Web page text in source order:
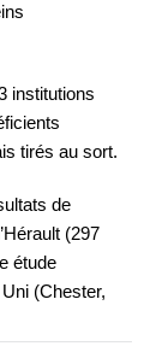
institutions
tirés au sort.
de
(297
étude
(Chester,